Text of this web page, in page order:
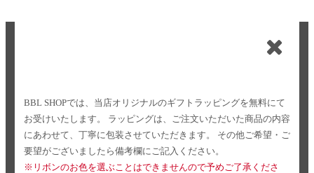
BBL SHOPでは、当店オリジナルのギフトラッピングを無料にて
お受けいたします。
ラッピングは、ご注文いただいた商品の内容
にあわせて、丁寧に包装させていただきます。
その他ご希望・ご
要望がございましたら備考欄にご記入ください。
※リボンのお色を選ぶことはできませんので予めご了承くださ